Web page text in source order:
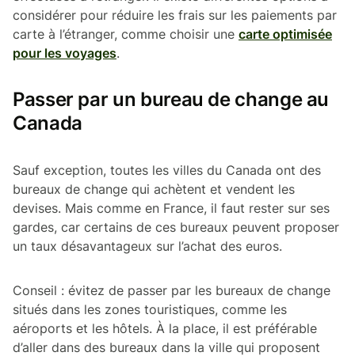
considérer pour réduire les frais sur les paiements par
carte à l’étranger, comme choisir une carte optimisée
pour les voyages.
Passer par un bureau de change au
Canada
Sauf exception, toutes les villes du Canada ont des
bureaux de change qui achètent et vendent les
devises. Mais comme en France, il faut rester sur ses
gardes, car certains de ces bureaux peuvent proposer
un taux désavantageux sur l’achat des euros.
Conseil : évitez de passer par les bureaux de change
situés dans les zones touristiques, comme les
aéroports et les hôtels. À la place, il est préférable
d’aller dans des bureaux dans la ville qui proposent